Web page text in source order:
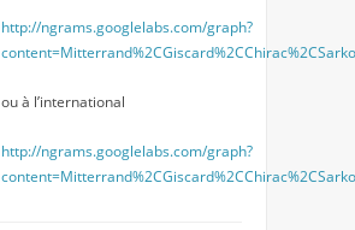
http://ngrams.googlelabs.com/graph?
ou à l’international
http://ngrams.googlelabs.com/graph?